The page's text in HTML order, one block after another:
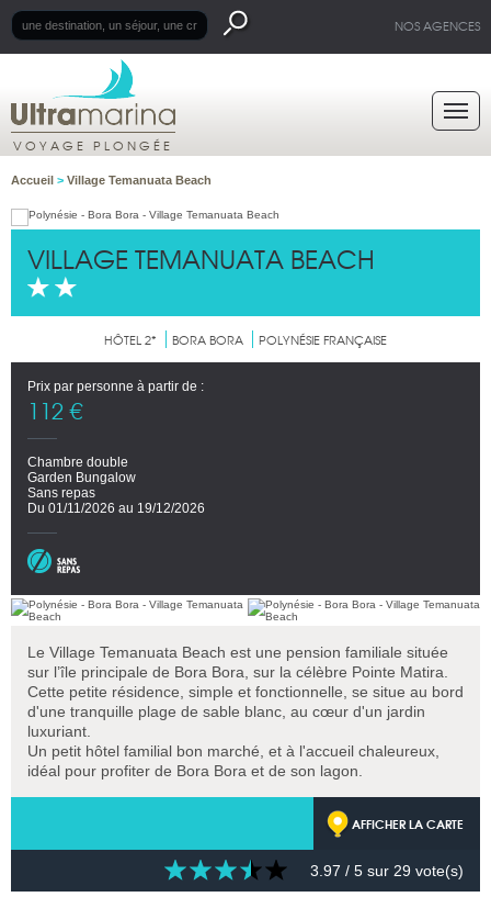
NOS AGENCES
VOYAGE PLONGÉE
Accueil > Village Temanuata Beach
VILLAGE TEMANUATA BEACH
HÔTEL 2* BORA BORA POLYNÉSIE FRANÇAISE
Prix par personne à partir de :
112 €
Chambre double
Garden Bungalow
Sans repas
Du 01/11/2026 au 19/12/2026
Le Village Temanuata Beach est une pension familiale située
sur l’île principale de Bora Bora, sur la célèbre Pointe Matira.
Cette petite résidence, simple et fonctionnelle, se situe au bord
d'une tranquille plage de sable blanc, au cœur d'un jardin
luxuriant.
Un petit hôtel familial bon marché, et à l'accueil chaleureux,
idéal pour profiter de Bora Bora et de son lagon.
AFFICHER LA CARTE
3.97 / 5 sur 29 vote(s)